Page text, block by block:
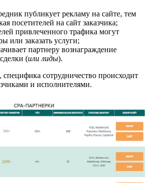
публикует рекламу на сайте, тем
посетителей на сайт заказчика;
привлеченного трафика могут
или заказать услуги;
партнеру вознаграждение
(или лиды).
сотрудничество происходит
и исполнителями.